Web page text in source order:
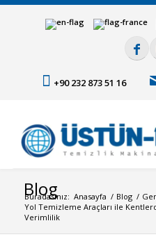
+90 232 873 51 16
Blog
Buradasınız: Anasayfa / Blog /
Yol Temizleme Araçları ile
Verimlilik